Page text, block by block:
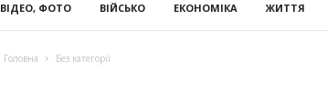
ВІДЕО, ФОТО ВІЙСЬКО ЕКОНОМІКА ЖИТТЯ
Головна Без категорії